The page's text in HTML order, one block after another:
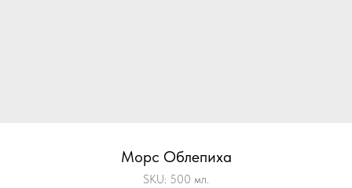
Морс Облепиха
SKU: 500 мл.